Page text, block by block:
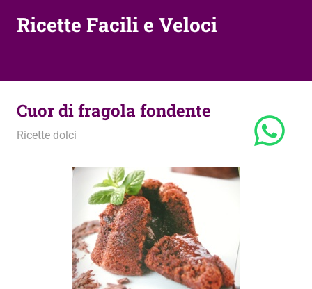
Ricette Facili e Veloci
Cuor di fragola fondente
28 Aprile 2010
admin
Ricette dolci